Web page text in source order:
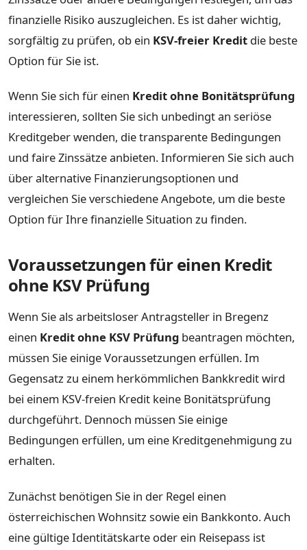
finanzielle Risiko auszugleichen. Es ist daher wichtig,
sorgfältig zu prüfen, ob ein KSV-freier Kredit die beste
Option für Sie ist.
Wenn Sie sich für einen Kredit ohne Bonitätsprüfung
interessieren, sollten Sie sich unbedingt an seriöse
Kreditgeber wenden, die transparente Bedingungen
und faire Zinssätze anbieten. Informieren Sie sich auch
über alternative Finanzierungsoptionen und
vergleichen Sie verschiedene Angebote, um die beste
Option für Ihre finanzielle Situation zu finden.
Voraussetzungen für einen Kredit
ohne KSV Prüfung
Wenn Sie als arbeitsloser Antragsteller in Bregenz
einen Kredit ohne KSV Prüfung beantragen möchten,
müssen Sie einige Voraussetzungen erfüllen. Im
Gegensatz zu einem herkömmlichen Bankkredit wird
bei einem KSV-freien Kredit keine Bonitätsprüfung
durchgeführt. Dennoch müssen Sie einige
Bedingungen erfüllen, um eine Kreditgenehmigung zu
erhalten.
Zunächst benötigen Sie in der Regel einen
österreichischen Wohnsitz sowie ein Bankkonto. Auch
eine gültige Identitätskarte oder ein Reisepass ist